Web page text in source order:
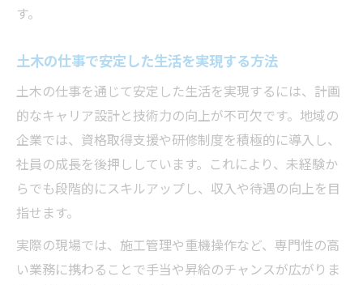
す。
土木の仕事で安定した生活を実現する方法
土木の仕事を通じて安定した生活を実現するには、計画
的なキャリア設計と技術力の向上が不可欠です。地域の
企業では、資格取得支援や研修制度を積極的に導入し、
社員の成長を後押ししています。これにより、未経験か
らでも段階的にスキルアップし、収入や待遇の向上を目
指せます。
実際の現場では、施工管理や重機操作など、専門性の高
い業務に携わることで手当や昇給のチャンスが広がりま